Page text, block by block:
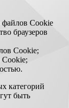
файлов Cookie
браузеров
Cookie;
Cookie;
категорий
быть